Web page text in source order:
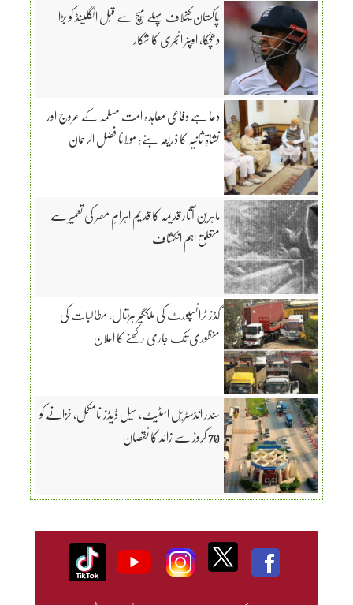
پاکستان کیخلاف پہلے میچ سے قبل انگلینڈ کو بڑا
دھچکا، اوپنر انجری کا شکار
دعا ہے دفاعی معاہدہ امت مسلمہ کے عروج اور
نشاۃِ ثانیہ کا ذریعہ بنے: مولانا فضل الرحمان
ماہرین آثار قدیمہ کا قدیم اہرامِ مصر کی تعمیر سے
متعلق اہم انکشاف
گڈز ٹرانسپورٹ کی ملکگیر ہڑتال، مطالبات کی
منظوری تک جاری رکھنے کا اعلان
سندر انڈسٹریل اسٹیٹ، سیل ڈیڈز نامکمل، خزانے کو
70 کروڑ سے زائد کا نقصان